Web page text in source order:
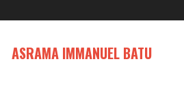
ASRAMA IMMANUEL BATU